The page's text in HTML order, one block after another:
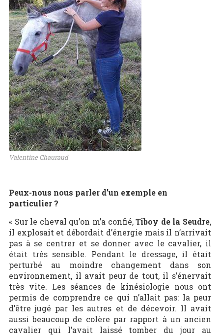
Valentine Chauraud
Peux-nous nous parler d’un exemple en
particulier ?
« Sur le cheval qu’on m’a confié,Tiboy de la Seudre,
il explosait et débordait d’énergie mais il n’arrivait
pas à se centrer et se donner avec le cavalier, il
était très sensible. Pendant le dressage, il était
perturbé au moindre changement dans son
environnement, il avait peur de tout, il s’énervait
très vite. Les séances de kinésiologie nous ont
permis de comprendre ce qui n’allait pas: la peur
d’être jugé par les autres et de décevoir. Il avait
aussi beaucoup de colère par rapport à un ancien
cavalier qui l’avait laissé tomber du jour au